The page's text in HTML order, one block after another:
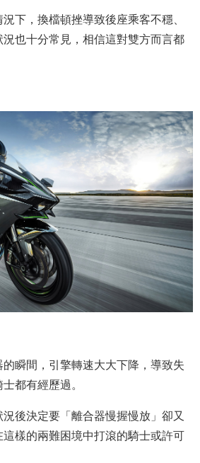
下，換檔頓挫導致後座乘客不穩、
也十分常見，相信這對雙方而言都
的瞬間，引擎轉速大大下降，導致失
都有經歷過。
後決定要「離合器慢握慢放」卻又
樣的兩難困境中打滾的騎士或許可